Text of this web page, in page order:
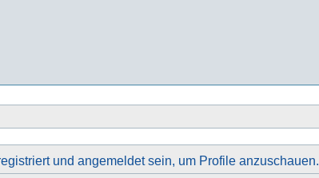
und angemeldet sein, um Profile anzuschauen.